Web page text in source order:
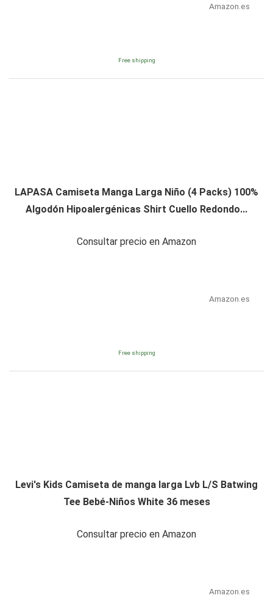
Amazon.es
Free shipping
LAPASA Camiseta Manga Larga Niño (4 Packs) 100%
Algodón Hipoalergénicas Shirt Cuello Redondo...
Consultar precio en Amazon
Amazon.es
Free shipping
Levi's Kids Camiseta de manga larga Lvb L/S Batwing
Tee Bebé-Niños White 36 meses
Consultar precio en Amazon
Amazon.es